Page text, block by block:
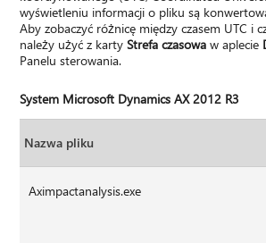
wyświetleniu informacji o pliku są
Aby zobaczyć różnicę między czasem UTC i
należy użyć z kartyStrefa czasowa w aplecie
Panelu sterowania.
System Microsoft Dynamics AX 2012 R3
Nazwa pliku
Aximpactanalysis.exe